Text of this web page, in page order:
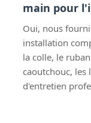
main pour
Oui, nous
installation
la colle, le
caoutchouc, les
d'entretien